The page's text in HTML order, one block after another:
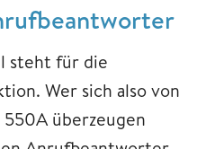
steht für die
Wer sich also von
überzeugen